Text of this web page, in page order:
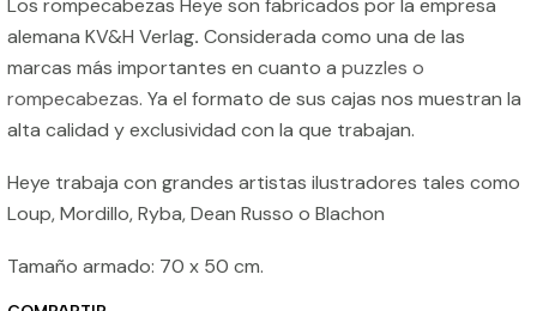
Los rompecabezas Heye son fabricados por la empresa
alemana KV&H Verlag. Considerada como una de las
marcas más importantes en cuanto a puzzles o
rompecabezas. Ya el formato de sus cajas nos muestran la
alta calidad y exclusividad con la que trabajan.
Heye trabaja con grandes artistas ilustradores tales como
Loup, Mordillo, Ryba, Dean Russo o Blachon
Tamaño armado: 70 x 50 cm.